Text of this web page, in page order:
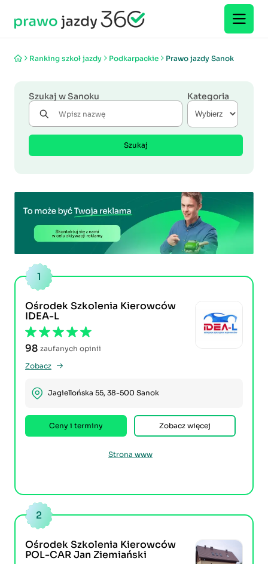
Ranking szkoł jazdy Podkarpackie Prawo jazdy Sanok
Szukaj w Sanoku Kategoria
Szukaj
1
Ośrodek Szkolenia Kierowców
IDEA-L
98 zaufanych opinii
Zobacz
Jagiellońska 55, 38-500 Sanok
Ceny i terminy Zobacz więcej
Strona www
2
Ośrodek Szkolenia Kierowców
POL-CAR Jan Ziemiański